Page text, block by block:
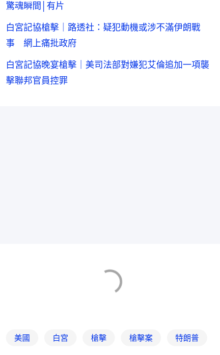
驚魂瞬間│有片
白宮記協槍擊｜路透社：疑犯動機或涉不滿伊朗戰
事 網上痛批政府
白宮記協晚宴槍擊｜美司法部對嫌犯艾倫追加一項襲
擊聯邦官員控罪
美國 白宮 槍擊 槍擊案 特朗普